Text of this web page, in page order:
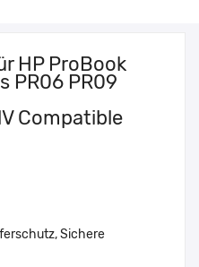
HP ProBook
PR06 PR09
Compatible
Sichere